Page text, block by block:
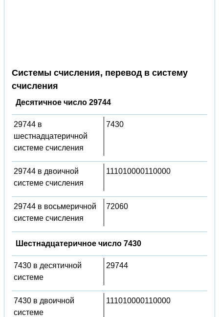
Системы счисления, перевод в систему
счисления
Десятичное число 29744
29744 в
шестнадцатеричной
системе счисления
7430
29744 в двоичной
системе счисления
111010000110000
29744 в восьмеричной
системе счисления
72060
Шестнадцатеричное число 7430
7430 в десятичной
системе
29744
7430 в двоичной
системе
111010000110000